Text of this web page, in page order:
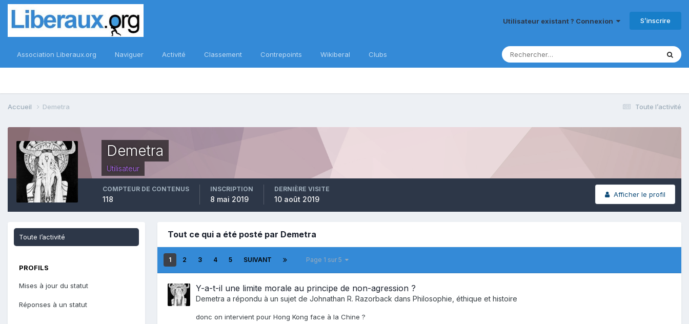
Utilisateur existant ? Connexion S’inscrire
Association Liberaux.org Naviguer Activité Classement Contrepoints Wikiberal Clubs
Toute l’activité
Accueil Demetra
Demetra
Utilisateur
Afficher le profil
COMPTEUR DE CONTENUS
118
INSCRIPTION
8 mai 2019
DERNIÈRE VISITE
10 août 2019
Toute l’activité
PROFILS
Mises à jour du statut
Réponses à un statut
Tout ce qui a été posté par Demetra
1 2 3 4 5 SUIVANT Page 1 sur 5
Y-a-t-il une limite morale au principe de non-agression ?
Demetra a répondu à un sujet de Johnathan R. Razorback dans Philosophie, éthique et histoire
donc on intervient pour Hong Kong face à la Chine ?